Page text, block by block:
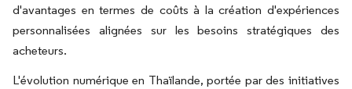
d'avantages en termes de coûts à la création d'expériences
personnalisées alignées sur les besoins stratégiques des
acheteurs.
L'évolution numérique en Thaïlande, portée par des initiatives